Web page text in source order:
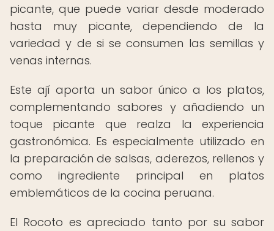
picante, que puede variar desde moderado
hasta muy picante, dependiendo de la
variedad y de si se consumen las semillas y
venas internas.
Este ají aporta un sabor único a los platos,
complementando sabores y añadiendo un
toque picante que realza la experiencia
gastronómica. Es especialmente utilizado en
la preparación de salsas, aderezos, rellenos y
como ingrediente principal en platos
emblemáticos de la cocina peruana.
El Rocoto es apreciado tanto por su sabor